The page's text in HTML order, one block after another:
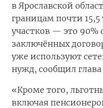
в Ярославской
границам почти
участков — это 90%
заключённых
уже используют
нужд, сообщил глава
«Кроме того,
включая